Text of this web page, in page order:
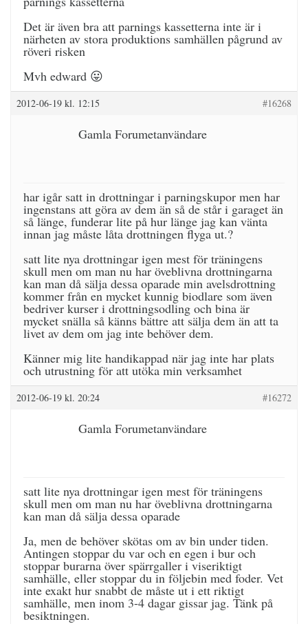
Det är även bra att parnings kassetterna inte är i
närheten av stora produktions samhällen pågrund av
röveri risken
Mvh edward 😛
2012-06-19 kl. 12:15 #16268
Gamla Forumetanvändare
har igår satt in drottningar i parningskupor men har
ingenstans att göra av dem än så de står i garaget än
så länge, funderar lite på hur länge jag kan vänta
innan jag måste låta drottningen flyga ut.?
satt lite nya drottningar igen mest för träningens
skull men om man nu har öveblivna drottningarna
kan man då sälja dessa oparade min avelsdrottning
kommer från en mycket kunnig biodlare som även
bedriver kurser i drottningsodling och bina är
mycket snälla så känns bättre att sälja dem än att ta
livet av dem om jag inte behöver dem.
Känner mig lite handikappad när jag inte har plats
och utrustning för att utöka min verksamhet
2012-06-19 kl. 20:24 #16272
Gamla Forumetanvändare
satt lite nya drottningar igen mest för träningens
skull men om man nu har öveblivna drottningarna
kan man då sälja dessa oparade
Ja, men de behöver skötas om av bin under tiden.
Antingen stoppar du var och en egen i bur och
stoppar burarna över spärrgaller i viseriktigt
samhälle, eller stoppar du in följebin med foder. Vet
inte exakt hur snabbt de måste ut i ett riktigt
samhälle, men inom 3-4 dagar gissar jag. Tänk på
besiktningen.